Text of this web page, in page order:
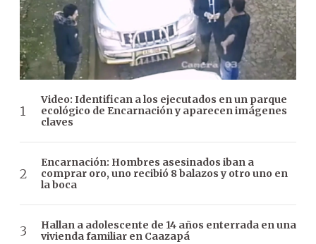
Video: Identifican a los ejecutados en un parque
ecológico de Encarnación y aparecen imágenes
claves
Encarnación: Hombres asesinados iban a
comprar oro, uno recibió 8 balazos y otro uno en
la boca
Hallan a adolescente de 14 años enterrada en una
vivienda familiar en Caazapá